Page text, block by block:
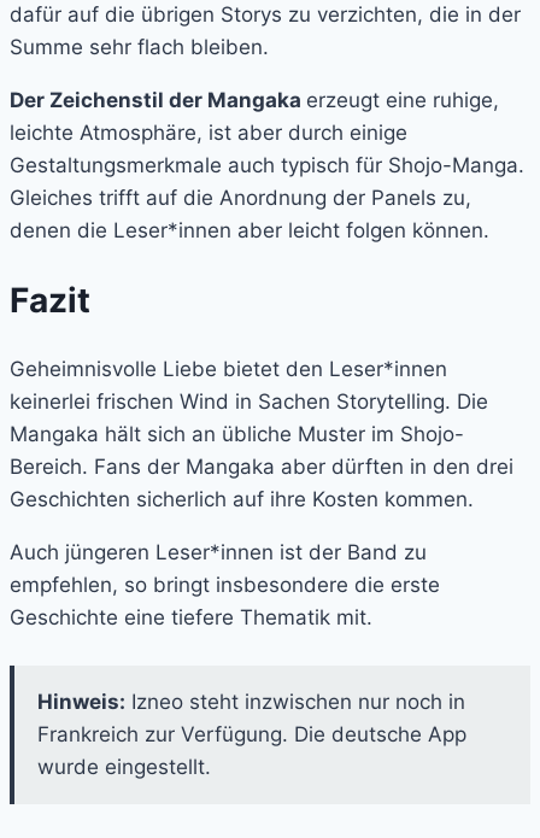
dafür auf die übrigen Storys zu verzichten, die in der
Summe sehr flach bleiben.
Der Zeichenstil der Mangaka erzeugt eine ruhige,
leichte Atmosphäre, ist aber durch einige
Gestaltungsmerkmale auch typisch für Shojo-Manga.
Gleiches trifft auf die Anordnung der Panels zu,
denen die Leser*innen aber leicht folgen können.
Fazit
Geheimnisvolle Liebe bietet den Leser*innen
keinerlei frischen Wind in Sachen Storytelling. Die
Mangaka hält sich an übliche Muster im Shojo-
Bereich. Fans der Mangaka aber dürften in den drei
Geschichten sicherlich auf ihre Kosten kommen.
Auch jüngeren Leser*innen ist der Band zu
empfehlen, so bringt insbesondere die erste
Geschichte eine tiefere Thematik mit.
Hinweis: Izneo steht inzwischen nur noch in
Frankreich zur Verfügung. Die deutsche App
wurde eingestellt.